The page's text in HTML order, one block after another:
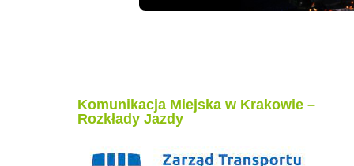
Komunikacja Miejska w Krakowie –
Rozkłady Jazdy